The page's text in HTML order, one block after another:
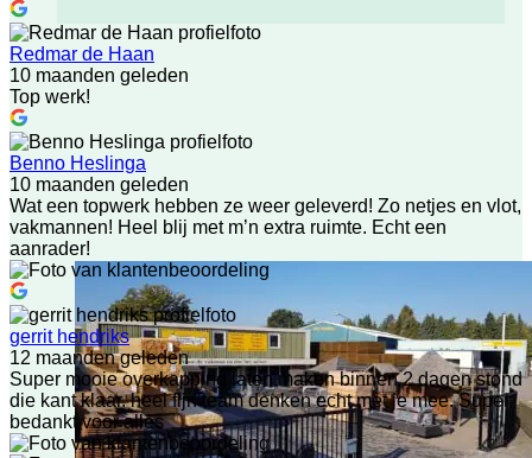
Redmar de Haan
10 maanden geleden
Top werk!
Benno Heslinga
10 maanden geleden
Wat een topwerk hebben ze weer geleverd! Zo netjes en vlot,
vakmannen! Heel blij met m’n extra ruimte. Echt een
aanrader!
gerrit hendriks
12 maanden geleden
Super mooie overkapping laten maken binnen 2 dagen stond
die kant klaar. heel fijn team denken echt met je mee. Super
bedankt voor alles